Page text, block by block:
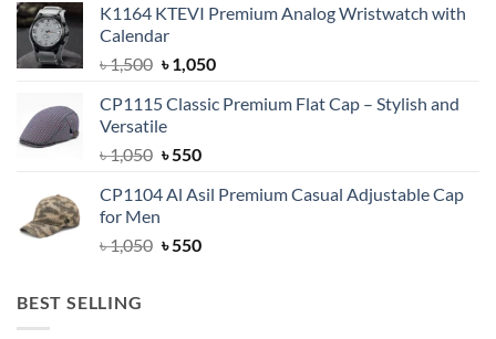
was:
৳ 1,500.
is:
K1164 KTEVI Premium Analog Wristwatch with
Calendar
৳1,500 Original
was:
৳ 1,500.
৳1,050Current
is:
CP1115 Classic Premium Flat Cap – Stylish and
Versatile
৳1,050 Original
was:
৳550Current
is:
CP1104 Al Asil Premium Casual Adjustable Cap
for Men
৳1,050 Original
৳550Current
BEST SELLING